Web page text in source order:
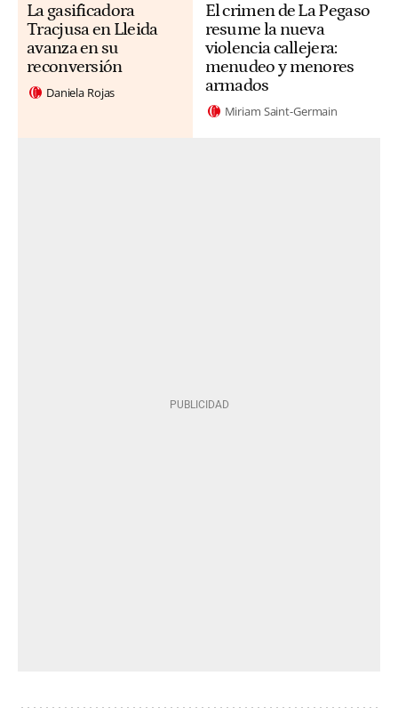
La gasificadora
Tracjusa en Lleida
avanza en su
reconversión
Daniela Rojas
El crimen de La Pegaso
resume la nueva
violencia callejera:
menudeo y menores
armados
Miriam Saint-Germain